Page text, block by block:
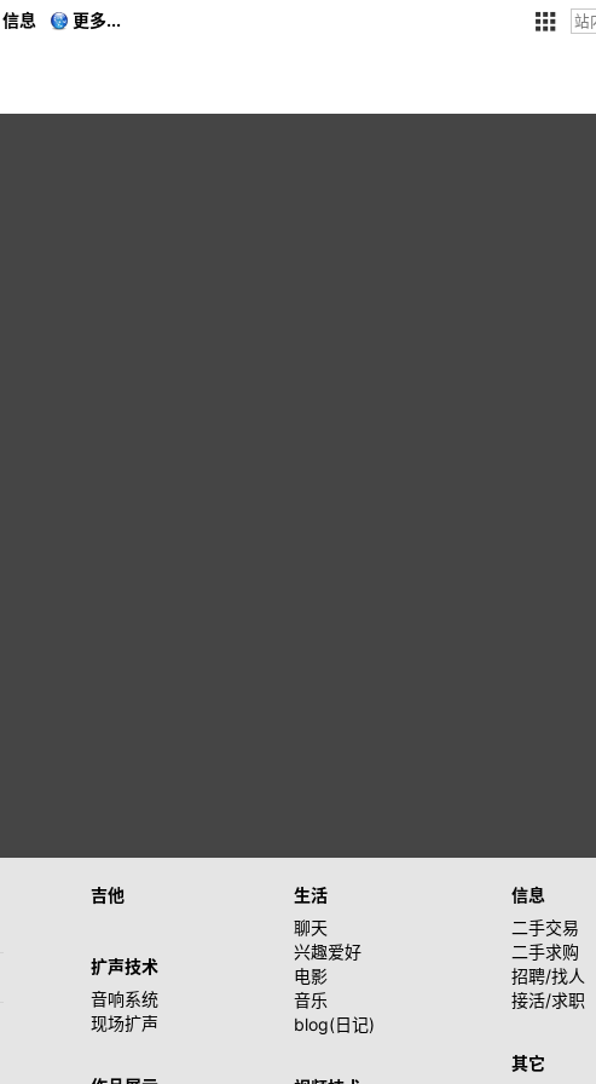
信息 更多...
吉他
扩声技术
音响系统
现场扩声
生活
聊天
兴趣爱好
电影
音乐
blog(日记)
信息
二手交易
二手求购
招聘/找人
接活/求职
其它